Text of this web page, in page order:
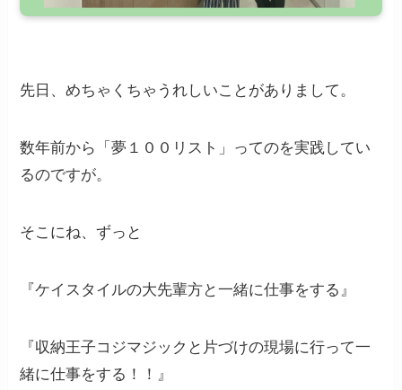
先日、めちゃくちゃうれしいことがありまして。
数年前から「夢１００リスト」ってのを実践してい
るのですが。
そこにね、ずっと
『ケイスタイルの大先輩方と一緒に仕事をする』
『収納王子コジマジックと片づけの現場に行って一
緒に仕事をする！！』